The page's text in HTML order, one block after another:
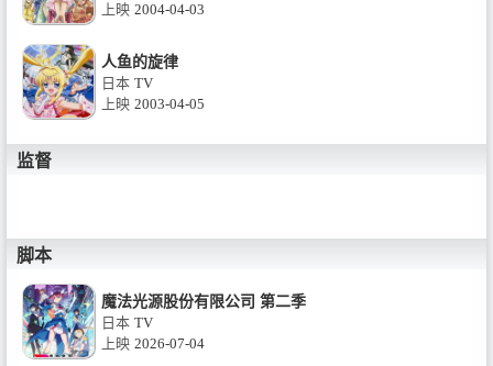
上映 2004-04-03
人鱼的旋律
日本 TV
上映 2003-04-05
监督
脚本
魔法光源股份有限公司 第二季
日本 TV
上映 2026-07-04